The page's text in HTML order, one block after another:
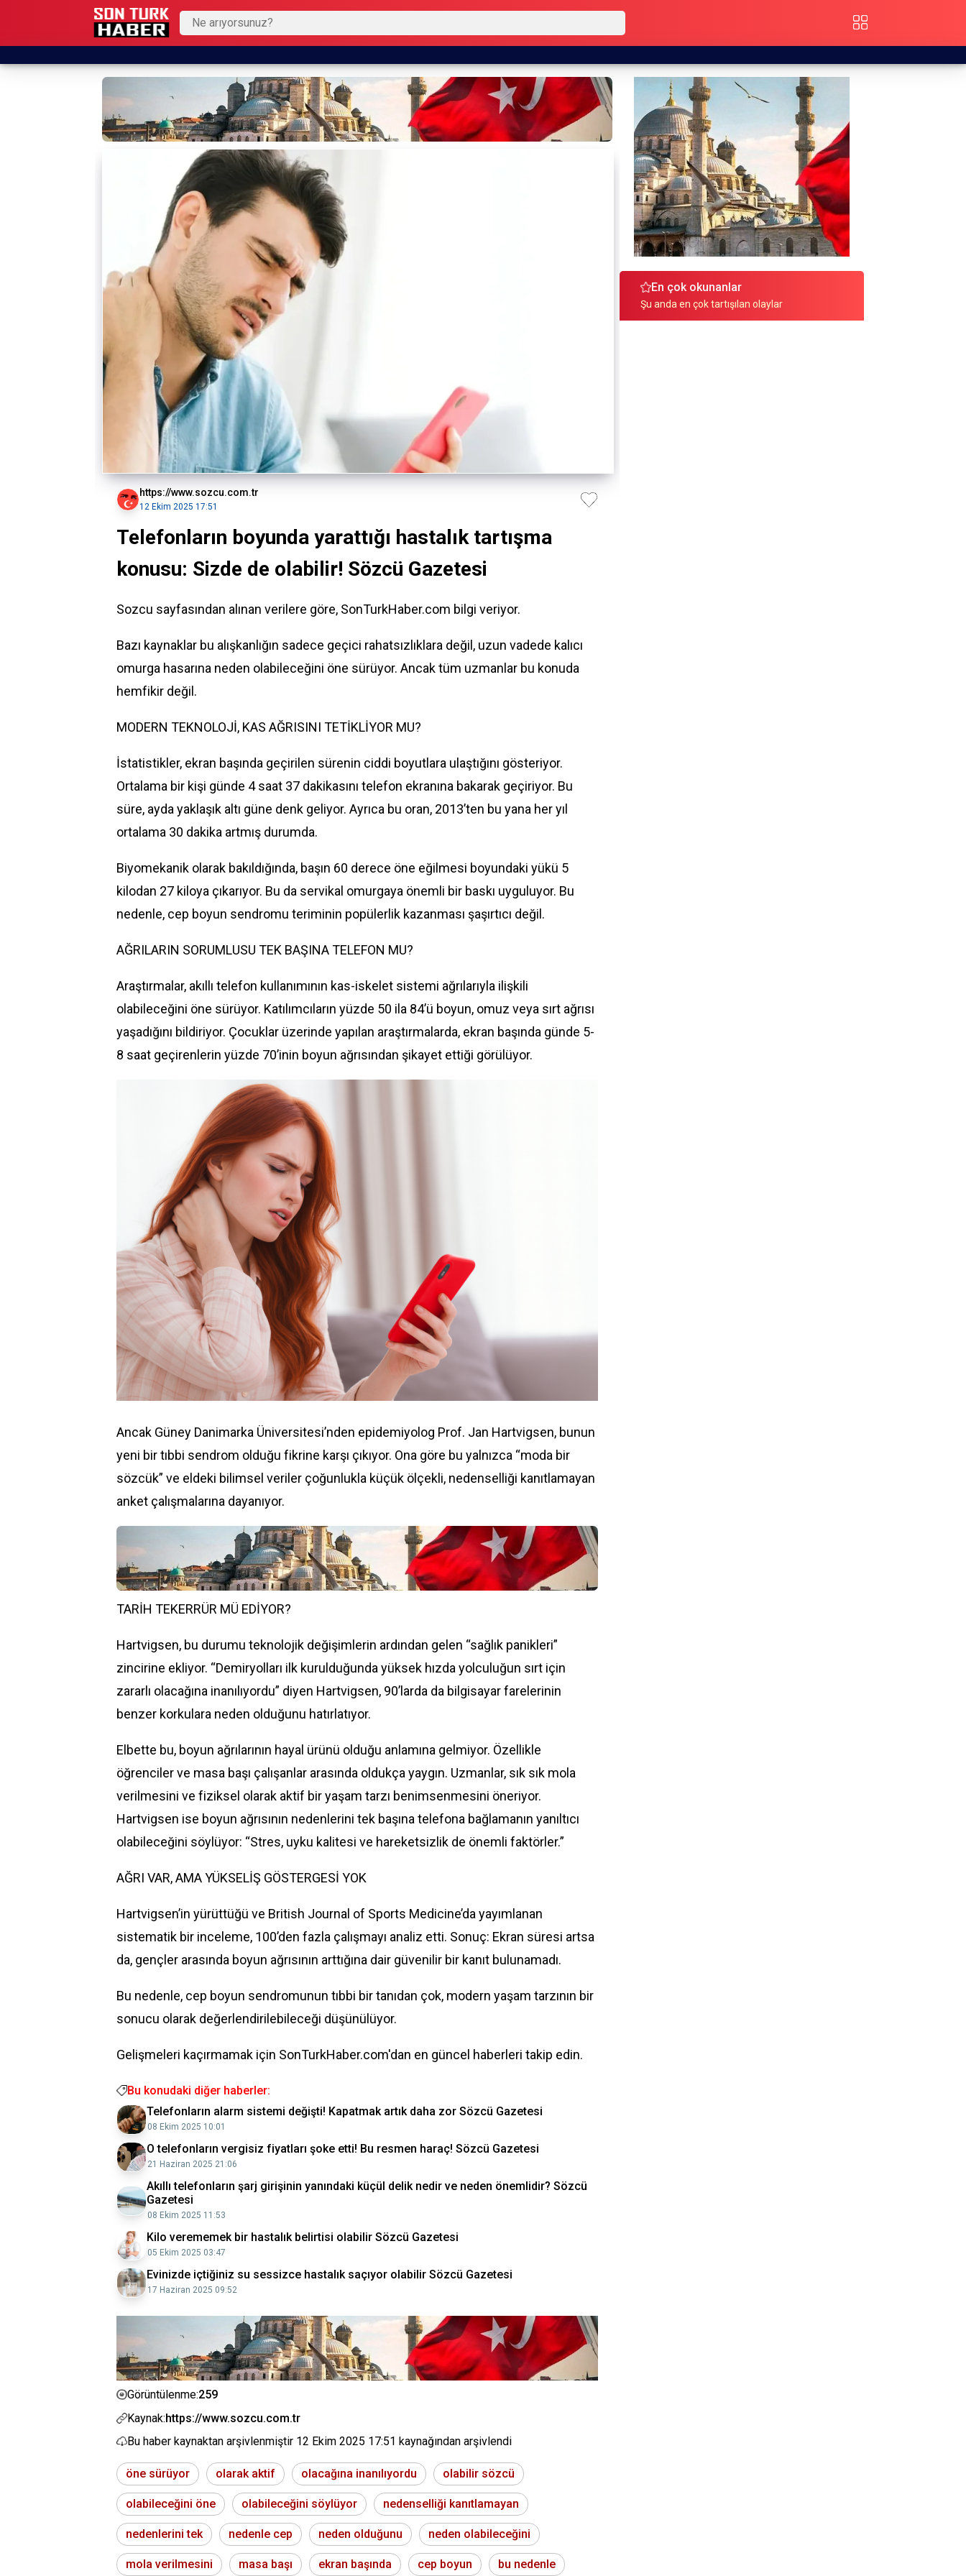
https://www.sozcu.com.tr
12 Ekim 2025 17:51
Telefonların boyunda yarattığı hastalık tartışma
konusu: Sizde de olabilir! Sözcü Gazetesi
Sozcu sayfasından alınan verilere göre, SonTurkHaber.com bilgi veriyor.
Bazı kaynaklar bu alışkanlığın sadece geçici rahatsızlıklara değil, uzun vadede kalıcı
omurga hasarına neden olabileceğini öne sürüyor. Ancak tüm uzmanlar bu konuda
hemfikir değil.
MODERN TEKNOLOJİ, KAS AĞRISINI TETİKLİYOR MU?
İstatistikler, ekran başında geçirilen sürenin ciddi boyutlara ulaştığını gösteriyor.
Ortalama bir kişi günde 4 saat 37 dakikasını telefon ekranına bakarak geçiriyor. Bu
süre, ayda yaklaşık altı güne denk geliyor. Ayrıca bu oran, 2013’ten bu yana her yıl
ortalama 30 dakika artmış durumda.
Biyomekanik olarak bakıldığında, başın 60 derece öne eğilmesi boyundaki yükü 5
kilodan 27 kiloya çıkarıyor. Bu da servikal omurgaya önemli bir baskı uyguluyor. Bu
nedenle, cep boyun sendromu teriminin popülerlik kazanması şaşırtıcı değil.
AĞRILARIN SORUMLUSU TEK BAŞINA TELEFON MU?
Araştırmalar, akıllı telefon kullanımının kas-iskelet sistemi ağrılarıyla ilişkili
olabileceğini öne sürüyor. Katılımcıların yüzde 50 ila 84’ü boyun, omuz veya sırt ağrısı
yaşadığını bildiriyor. Çocuklar üzerinde yapılan araştırmalarda, ekran başında günde 5-
8 saat geçirenlerin yüzde 70’inin boyun ağrısından şikayet ettiği görülüyor.
Ancak Güney Danimarka Üniversitesi’nden epidemiyolog Prof. Jan Hartvigsen, bunun
yeni bir tıbbi sendrom olduğu fikrine karşı çıkıyor. Ona göre bu yalnızca “moda bir
sözcük” ve eldeki bilimsel veriler çoğunlukla küçük ölçekli, nedenselliği kanıtlamayan
anket çalışmalarına dayanıyor.
TARİH TEKERRÜR MÜ EDİYOR?
Hartvigsen, bu durumu teknolojik değişimlerin ardından gelen “sağlık panikleri”
zincirine ekliyor. “Demiryolları ilk kurulduğunda yüksek hızda yolculuğun sırt için
zararlı olacağına inanılıyordu” diyen Hartvigsen, 90’larda da bilgisayar farelerinin
benzer korkulara neden olduğunu hatırlatıyor.
Elbette bu, boyun ağrılarının hayal ürünü olduğu anlamına gelmiyor. Özellikle
öğrenciler ve masa başı çalışanlar arasında oldukça yaygın. Uzmanlar, sık sık mola
verilmesini ve fiziksel olarak aktif bir yaşam tarzı benimsenmesini öneriyor.
Hartvigsen ise boyun ağrısının nedenlerini tek başına telefona bağlamanın yanıltıcı
olabileceğini söylüyor: “Stres, uyku kalitesi ve hareketsizlik de önemli faktörler.”
AĞRI VAR, AMA YÜKSELİŞ GÖSTERGESİ YOK
Hartvigsen’in yürüttüğü ve British Journal of Sports Medicine’da yayımlanan
sistematik bir inceleme, 100’den fazla çalışmayı analiz etti. Sonuç: Ekran süresi artsa
da, gençler arasında boyun ağrısının arttığına dair güvenilir bir kanıt bulunamadı.
Bu nedenle, cep boyun sendromunun tıbbi bir tanıdan çok, modern yaşam tarzının bir
sonucu olarak değerlendirilebileceği düşünülüyor.
Gelişmeleri kaçırmamak için SonTurkHaber.com'dan en güncel haberleri takip edin.
Bu konudaki diğer haberler:
Telefonların alarm sistemi değişti! Kapatmak artık daha zor Sözcü Gazetesi
08 Ekim 2025 10:01
O telefonların vergisiz fiyatları şoke etti! Bu resmen haraç! Sözcü Gazetesi
21 Haziran 2025 21:06
Akıllı telefonların şarj girişinin yanındaki küçül delik nedir ve neden önemlidir? Sözcü
Gazetesi
08 Ekim 2025 11:53
Kilo verememek bir hastalık belirtisi olabilir Sözcü Gazetesi
05 Ekim 2025 03:47
Evinizde içtiğiniz su sessizce hastalık saçıyor olabilir Sözcü Gazetesi
17 Haziran 2025 09:52
Görüntülenme:259
Kaynak:https://www.sozcu.com.tr
Bu haber kaynaktan arşivlenmiştir 12 Ekim 2025 17:51 kaynağından arşivlendi
öne sürüyor olarak aktif olacağına inanılıyordu olabilir sözcü
olabileceğini öne olabileceğini söylüyor nedenselliği kanıtlamayan
nedenlerini tek nedenle cep neden olduğunu neden olabileceğini
mola verilmesini masa başı ekran başında cep boyun bu nedenle
En çok okunanlar
Şu anda en çok tartışılan olaylar